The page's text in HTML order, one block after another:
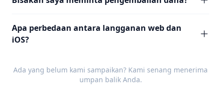
Apa perbedaan antara langganan web dan
iOS?
Ada yang belum kami sampaikan? Kami senang menerima
umpan balikAnda.